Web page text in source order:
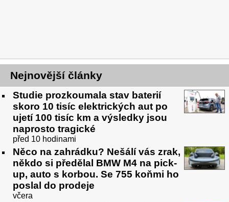
Nejnovější články
Studie prozkoumala stav baterií
skoro 10 tisíc elektrických aut po
ujetí 100 tisíc km a výsledky jsou
naprosto tragické
před 10 hodinami
Něco na zahrádku? Nešálí vás zrak,
někdo si předělal BMW M4 na pick-
up, auto s korbou. Se 755 koňmi ho
poslal do prodeje
včera